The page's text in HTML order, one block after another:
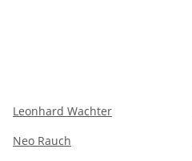
Leonhard Wachter
Neo Rauch